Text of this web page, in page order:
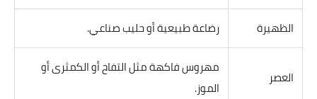
الظهيرة رضاعة طبيعية أو حليب صناعي.
العصر
مهروس فاكهة مثل التفاح أو الكمثرى أو
الموز.